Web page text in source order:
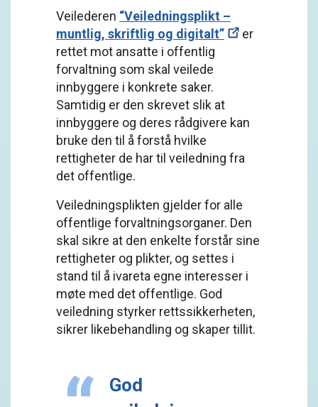
Veilederen “Veiledningsplikt –
muntlig, skriftlig og digitalt”
er
rettet mot ansatte i offentlig
forvaltning som skal veilede
innbyggere i konkrete saker.
Samtidig er den skrevet slik at
innbyggere og deres rådgivere kan
bruke den til å forstå hvilke
rettigheter de har til veiledning fra
det offentlige.
Veiledningsplikten gjelder for alle
offentlige forvaltningsorganer. Den
skal sikre at den enkelte forstår sine
rettigheter og plikter, og settes i
stand til å ivareta egne interesser i
møte med det offentlige. God
veiledning styrker rettssikkerheten,
sikrer likebehandling og skaper tillit.
God